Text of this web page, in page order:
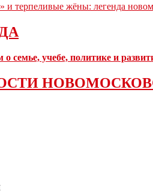
и терпеливые жёны: легенда
о семье, учебе, политике и